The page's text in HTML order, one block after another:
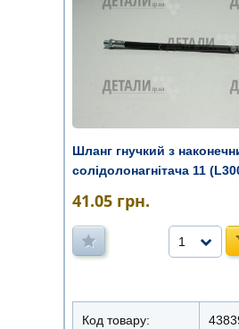
Шланг гнучкий з
солідолонагнітача 11
41.05 грн.
1
Код товару: